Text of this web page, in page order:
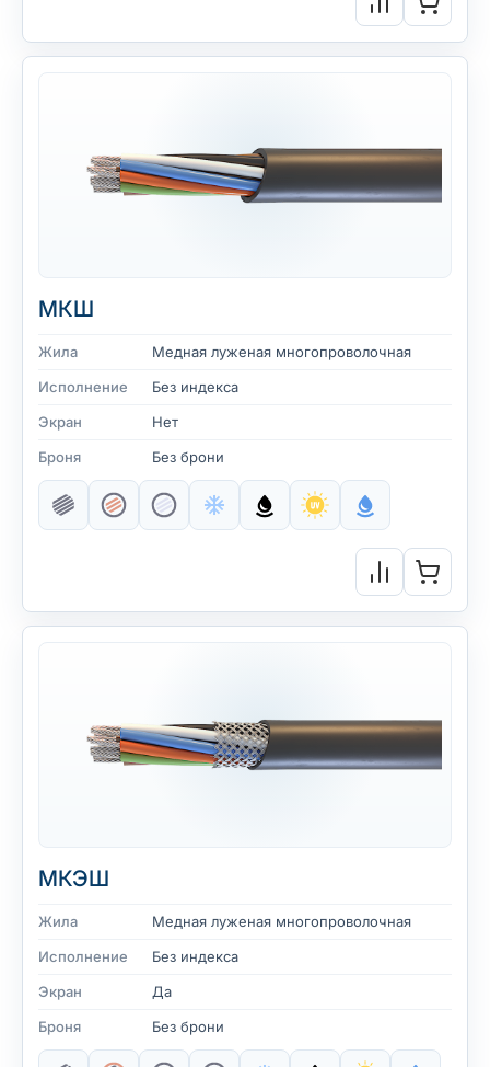
МКШ
Жила
Медная луженая многопроволочная
Исполнение
Без индекса
Экран
Нет
Броня
Без брони
МКЭШ
Жила
Медная луженая многопроволочная
Исполнение
Без индекса
Экран
Да
Броня
Без брони